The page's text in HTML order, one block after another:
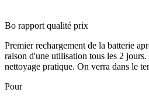
Bo rapport qualité prix
Premier rechargement de la batterie
raison d'une utilisation tous les 2 jours.
nettoyage pratique. On verra dans le
Pour